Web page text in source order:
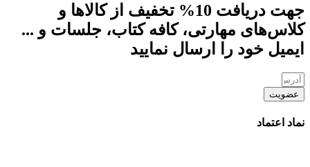
جهت دریافت 10% تخفیف از کالاها و
کلاس‌های مهارتی، کافه کتاب، جلسات و ...
ایمیل خود را ارسال نمایید
عضویت
نماد اعتماد